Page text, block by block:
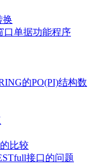
换
口单据功能程序
的PO(PI)结构数
比较
接口的问题